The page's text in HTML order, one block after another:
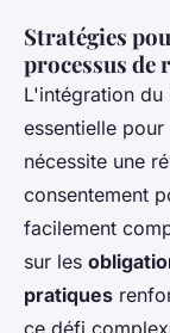
Stratégies
processus de
L'intégration du
essentielle
nécessite une
consentement
facilement
sur les
pratiques
ce défi